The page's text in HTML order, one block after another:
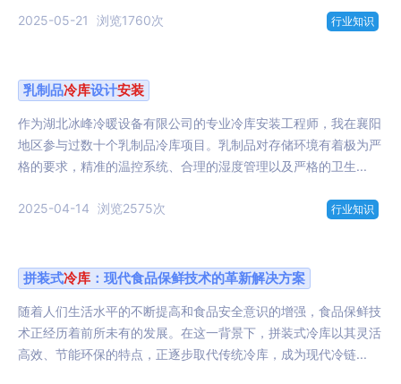
2025-05-21 浏览1760次 行业知识
乳制品冷库设计安装
作为湖北冰峰冷暖设备有限公司的专业冷库安装工程师，我在襄阳
地区参与过数十个乳制品冷库项目。乳制品对存储环境有着极为严
格的要求，精准的温控系统、合理的湿度管理以及严格的卫生...
2025-04-14 浏览2575次 行业知识
拼装式冷库 ：现代食品保鲜技术的革新解决方案
随着人们生活水平的不断提高和食品安全意识的增强，食品保鲜技
术正经历着前所未有的发展。在这一背景下，拼装式冷库以其灵活
高效、节能环保的特点，正逐步取代传统冷库，成为现代冷链...